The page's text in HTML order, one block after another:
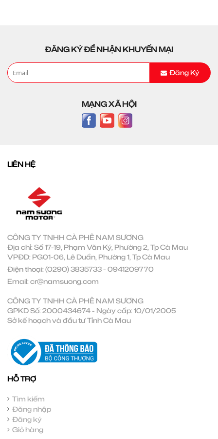
ĐĂNG KÝ ĐỂ NHẬN KHUYẾN MẠI
Đăng Ký
MẠNG XÃ HỘI
LIÊN HỆ
CÔNG TY TNHH CÀ PHÊ NAM SƯƠNG
Địa chỉ: Số 17-19, Phạm Văn Ký, Phường 2, Tp Cà Mau
VPĐD: PG01-06, Lê Duẩn, Phường 1, Tp Cà Mau
Điện thoại: (0290) 3835733- 0941209770
Email: cr@namsuong.com
CÔNG TY TNHH CÀ PHÊ NAM SƯƠNG
GPKD Số: 2000434674 - Ngày cấp: 10/01/2005
Sở kế hoạch và đầu tư Tỉnh Cà Mau
HỖ TRỢ
Tìm kiếm
Đăng nhập
Đăng ký
Giỏ hàng